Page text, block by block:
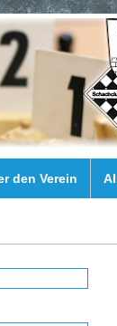
den Verein